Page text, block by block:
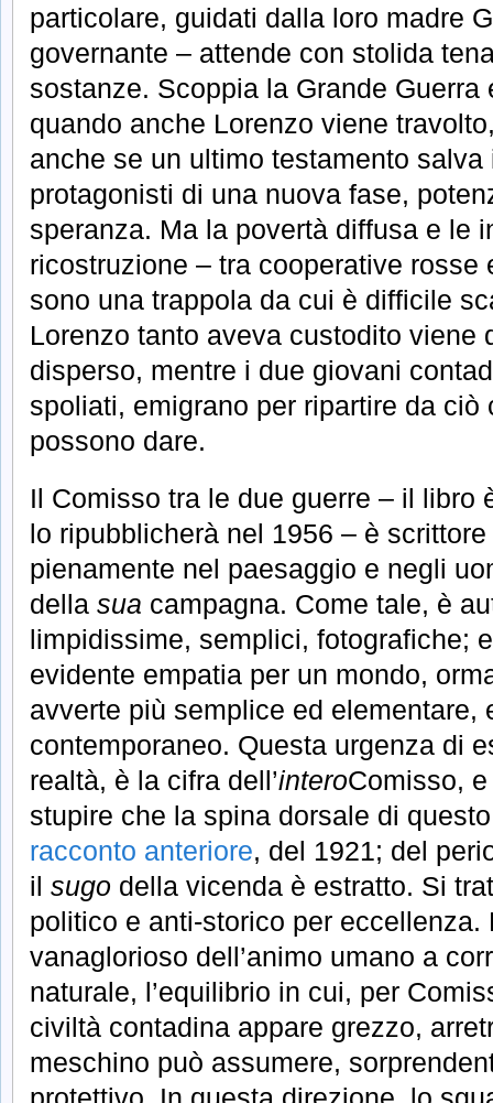
particolare, guidati dalla loro madre
governante – attende con stolida
sostanze. Scoppia la Grande Guerra
quando anche Lorenzo viene
anche se un ultimo testamento
protagonisti di una nuova fase,
speranza. Ma la povertà diffusa e le
ricostruzione – tra cooperative rosse
sono una trappola da cui è difficile
Lorenzo tanto aveva custodito viene
disperso, mentre i due giovani
spoliati, emigrano per ripartire da ciò
possono dare.
Il Comisso tra le due guerre – il libro
lo ripubblicherà nel 1956 – è
pienamente nel paesaggio e negli
della sua campagna. Come tale, è
limpidissime, semplici, fotografiche;
evidente empatia per un mondo,
avverte più semplice ed elementare,
contemporaneo. Questa urgenza di
realtà, è la cifra dell’interoComisso,
stupire che la spina dorsale di
racconto anteriore, del 1921; del
il sugo della vicenda è estratto. Si
politico e anti-storico per
vanaglorioso dell’animo umano a
naturale, l’equilibrio in cui, per
civiltà contadina appare grezzo,
meschino può assumere,